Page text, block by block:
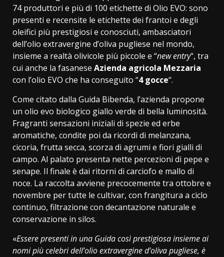
74 produttori e più di 100 etichette di Olio EVO: sono
presenti e recensite le etichette dei frantoi e degli
oleifici più prestigiosi e conosciuti, ambasciatori
dell’olio extravergine d’oliva pugliese nel mondo,
insieme a realtà olivicole più piccole e “new entry“, tra
cui anche la fasanese Azienda agricola Mezzaria
con l’olio EVO che ha conseguito “4 gocce“.
Come citato dalla Guida Bibenda, l’azienda propone
un olio evo biologico giallo verde di bella luminosità.
Fragranti sensazioni iniziali di spezie ed erbe
aromatiche, condite poi da ricordi di melanzana,
cicoria, frutta secca, scorza di agrumi e fiori gialli di
campo. Al palato presenta nette percezioni di pepe e
senape. Il finale è dai ritorni di carciofo e mallo di
noce. La raccolta avviene precocemente tra ottobre e
novembre per tutte le cultivar, con frangitura a ciclo
continuo, filtrazione con decantazione naturale e
conservazione in silos.
«Essere presenti in una Guida così prestigiosa insieme ai
nomi più celebri dell’olio extravergine d’oliva pugliese, è